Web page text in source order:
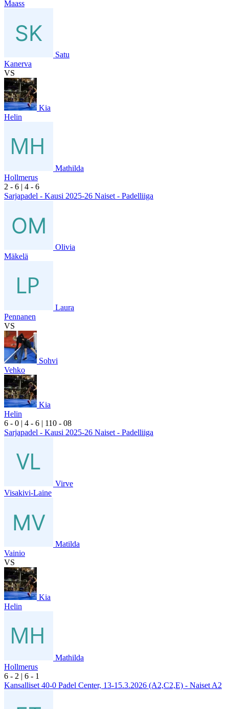
Maass
Satu
Kanerva
VS
Kia
Helin
Mathilda
Hollmerus
2 - 6 | 4 - 6
Sarjapadel - Kausi 2025-26 Naiset - Padelliiga
Olivia
Mäkelä
Laura
Pennanen
VS
Sohvi
Vehko
Kia
Helin
6 - 0 | 4 - 6 | 110 - 08
Sarjapadel - Kausi 2025-26 Naiset - Padelliiga
Virve
Visakivi-Laine
Matilda
Vainio
VS
Kia
Helin
Mathilda
Hollmerus
6 - 2 | 6 - 1
Kansalliset 40-0 Padel Center, 13-15.3.2026 (A2,C2,E) - Naiset A2